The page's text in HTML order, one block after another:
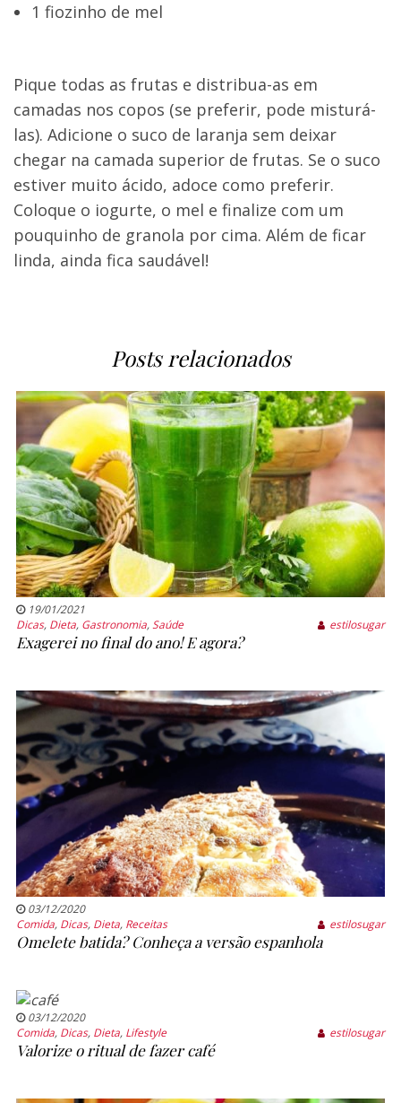
1 fiozinho de mel
Pique todas as frutas e distribua-as em
camadas nos copos (se preferir, pode misturá-
las). Adicione o suco de laranja sem deixar
chegar na camada superior de frutas. Se o suco
estiver muito ácido, adoce como preferir.
Coloque o iogurte, o mel e finalize com um
pouquinho de granola por cima. Além de ficar
linda, ainda fica saudável!
Posts relacionados
19/01/2021
Dicas, Dieta, Gastronomia,Saúde estilosugar
Exagerei no final do ano! E agora?
03/12/2020
Comida, Dicas, Dieta, Receitas estilosugar
Omelete batida? Conheça a versão espanhola
03/12/2020
Comida, Dicas, Dieta, Lifestyle estilosugar
Valorize o ritual de fazer café